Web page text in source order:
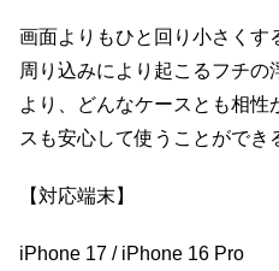
画面よりもひと回り小さくす
周り込みにより起こるフチの
より、どんなケースとも相
スも安心して使うことができ
【対応端末】
iPhone 17 / iPhone 16 Pro